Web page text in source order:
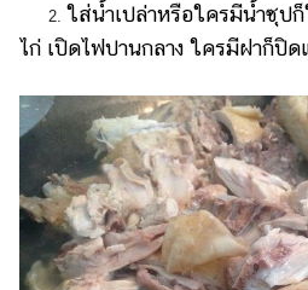
2. ใส่น้ำเปล่าหรือใครมีน้ำซุป
ไก่ เปิดไฟปานกลาง ใครมีฝาก็ปิด